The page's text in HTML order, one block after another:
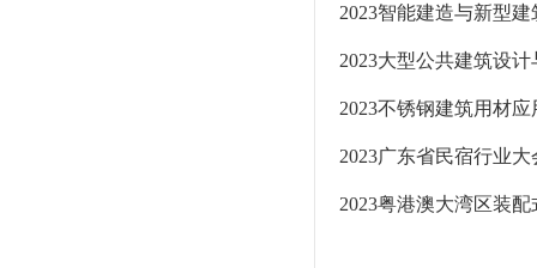
2023智能建造与新型
2023大型公共建筑设
2023不锈钢建筑用材应
2023广东省民宿行业
2023粤港澳大湾区装